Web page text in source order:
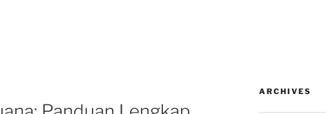
ARCHIVES